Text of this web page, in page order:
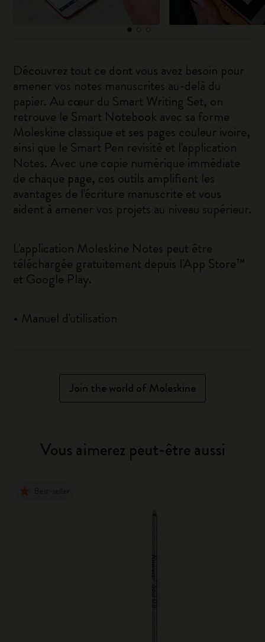
Découvrez tout ce dont vous avez besoin pour
amener vos notes manuscrites au-delà du
papier. Au cœur du Smart Writing Set, on
retrouve le Smart Notebook avec sa forme
Moleskine classique et ses pages couleur ivoire,
ainsi que le Smart Pen revisité et l'application
Notes. Avec une copie numérique immédiate
de chaque page, ces outils amplifient les
avantages de l'écriture manuscrite et vous
aident à amener vos projets au niveau supérieur.
L'application Moleskine Notes peut être
téléchargée gratuitement depuis l'App Store™
et Google Play.
• Manuel d'utilisation
Join the world of Moleskine
Vous aimerez peut-être aussi